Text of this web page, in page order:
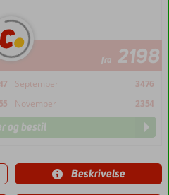
fra 2198
September
3476
November 2354
og bestil
Beskrivelse